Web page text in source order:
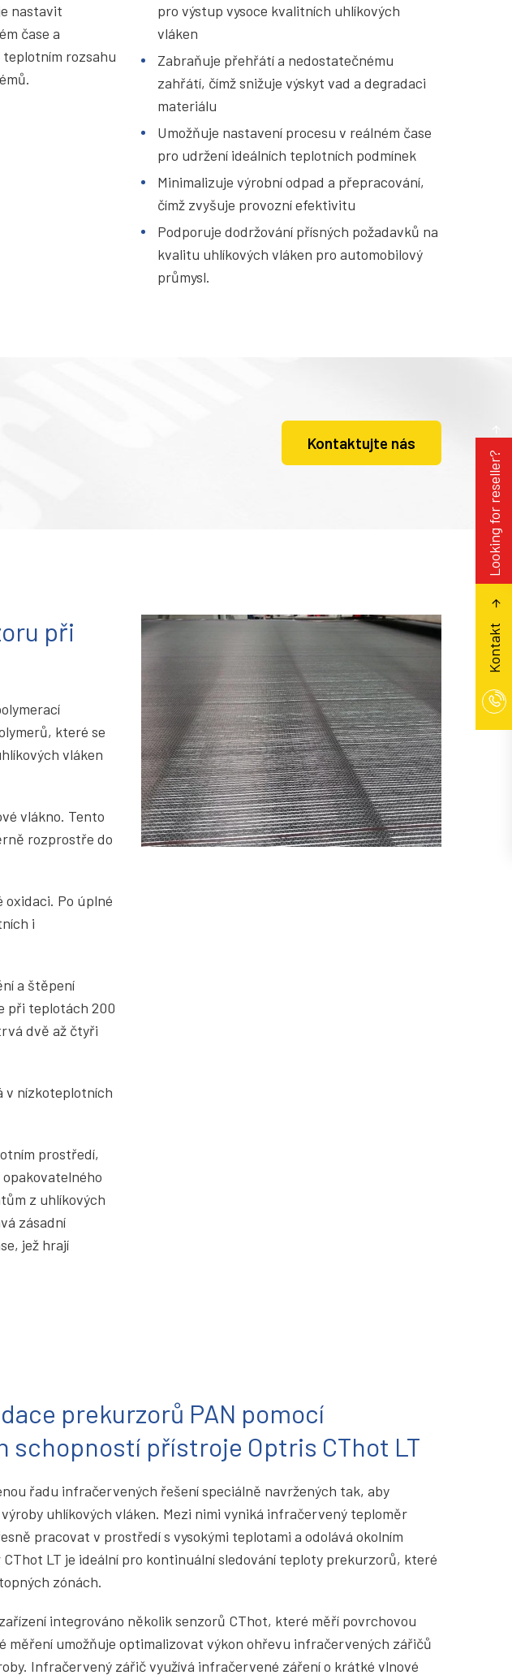
nastavit
čase a
rozsahu
pro výstup vysoce kvalitních uhlíkových
vláken
Zabraňuje přehřátí a nedostatečnému
zahřátí, čímž snižuje výskyt vad a degradaci
materiálu
Umožňuje nastavení procesu v reálném čase
pro udržení ideálních teplotních podmínek
Minimalizuje výrobní odpad a přepracování,
čímž zvyšuje provozní efektivitu
Podporuje dodržování přísných požadavků na
kvalitu uhlíkových vláken pro automobilový
průmysl.
Kontaktujte nás
při
které se
vláken
vlákno. Tento
rozprostře do
oxidaci. Po úplné
i
a štěpení
při teplotách 200
dvě až čtyři
v nízkoteplotních
prostředí,
z uhlíkových
zásadní
jež hrají
prekurzorů PAN pomocí
schopností přístroje Optris CThot LT
řadu infračervených řešení speciálně navržených tak, aby
uhlíkových vláken. Mezi nimi vyniká infračervený teploměr
pracovat v prostředí s vysokými teplotami a odolává okolním
CThot LT je ideální pro kontinuální sledování teploty prekurzorů, které
zónách.
integrováno několik senzorů CThot, které měří povrchovou
měření umožňuje optimalizovat výkon ohřevu infračervených zářičů
Infračervený zářič využívá infračervené záření o krátké vlnové
Kontakt
Looking for reseller?